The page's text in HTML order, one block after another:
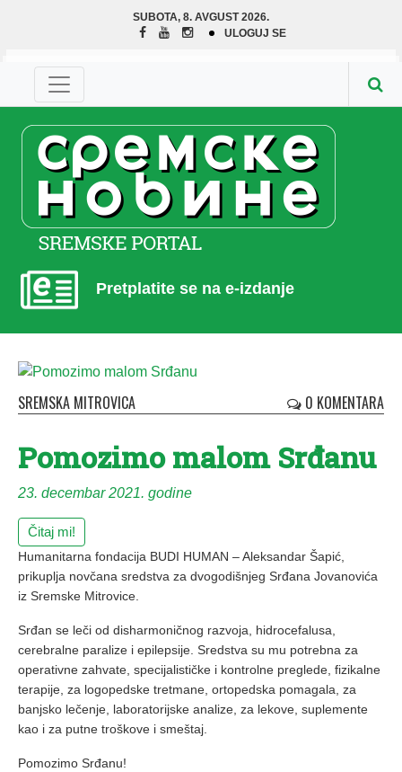
SUBOTA, 8. AVGUST 2026.
ULOGUJ SE
Pretplatite se na e-izdanje
SREMSKA MITROVICA 0 KOMENTARA
Pomozimo malom Srđanu
23. decembar 2021. godine
Čitaj mi!
Humanitarna fondacija BUDI HUMAN – Aleksandar Šapić,
prikuplja novčana sredstva za dvogodišnjeg Srđana Jovanovića
iz Sremske Mitrovice.
Srđan se leči od disharmoničnog razvoja, hidrocefalusa,
cerebralne paralize i epilepsije. Sredstva su mu potrebna za
operativne zahvate, specijalističke i kontrolne preglede, fizikalne
terapije, za logopedske tretmane, ortopedska pomagala, za
banjsko lečenje, laboratorijske analize, za lekove, suplemente
kao i za putne troškove i smeštaj.
Pomozimo Srđanu!